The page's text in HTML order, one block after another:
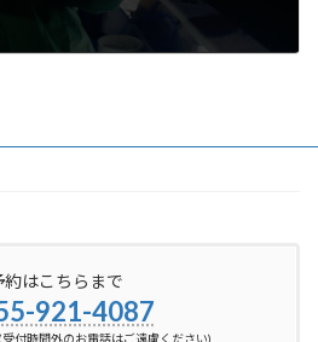
約はこちらまで
921-4087
付時間外のお電話はご遠慮ください)